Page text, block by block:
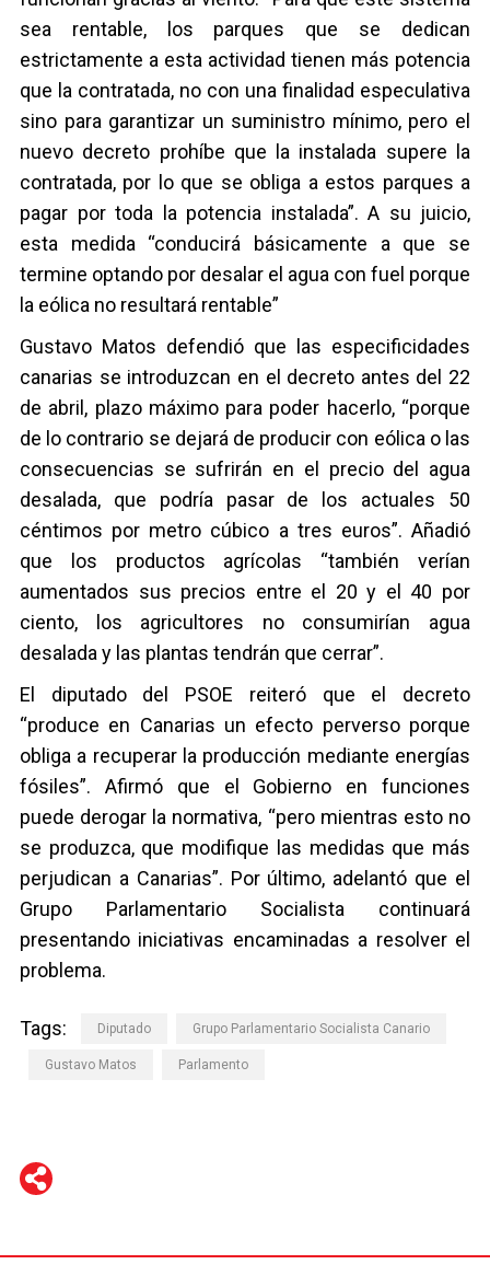
sea rentable, los parques que se dedican
estrictamente a esta actividad tienen más potencia
que la contratada, no con una finalidad especulativa
sino para garantizar un suministro mínimo, pero el
nuevo decreto prohíbe que la instalada supere la
contratada, por lo que se obliga a estos parques a
pagar por toda la potencia instalada”. A su juicio,
esta medida “conducirá básicamente a que se
termine optando por desalar el agua con fuel porque
la eólica no resultará rentable”
Gustavo Matos defendió que las especificidades
canarias se introduzcan en el decreto antes del 22
de abril, plazo máximo para poder hacerlo, “porque
de lo contrario se dejará de producir con eólica o las
consecuencias se sufrirán en el precio del agua
desalada, que podría pasar de los actuales 50
céntimos por metro cúbico a tres euros”. Añadió
que los productos agrícolas “también verían
aumentados sus precios entre el 20 y el 40 por
ciento, los agricultores no consumirían agua
desalada y las plantas tendrán que cerrar”.
El diputado del PSOE reiteró que el decreto
“produce en Canarias un efecto perverso porque
obliga a recuperar la producción mediante energías
fósiles”. Afirmó que el Gobierno en funciones
puede derogar la normativa, “pero mientras esto no
se produzca, que modifique las medidas que más
perjudican a Canarias”. Por último, adelantó que el
Grupo Parlamentario Socialista continuará
presentando iniciativas encaminadas a resolver el
problema.
Tags: Diputado Grupo Parlamentario Socialista Canario
Gustavo Matos Parlamento